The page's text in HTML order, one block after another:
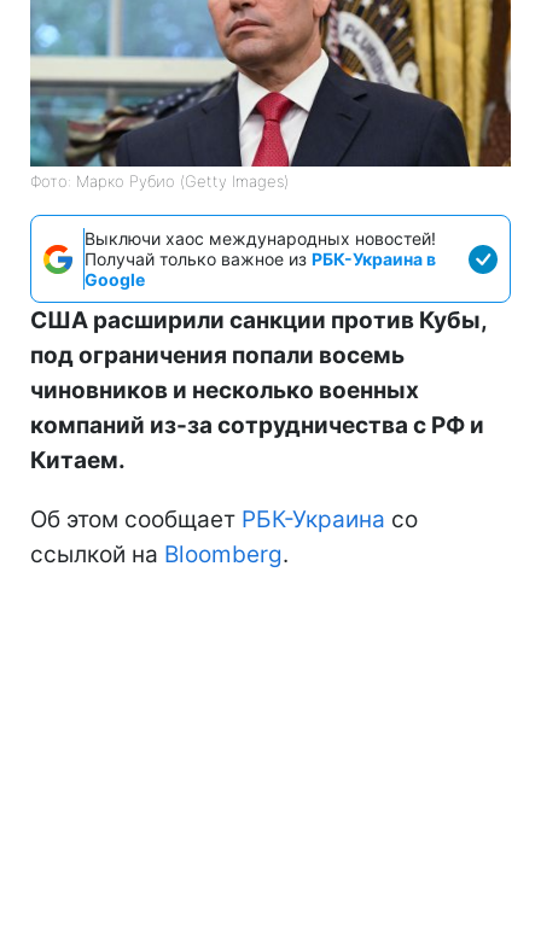
Фото: Марко Рубио (Getty Images)
Выключи хаос международных новостей!
Получай только важное из РБК-Украина в
Google
США расширили санкции против Кубы,
под ограничения попали восемь
чиновников и несколько военных
компаний из-за сотрудничества с РФ и
Китаем.
Об этом сообщает РБК-Украина со
ссылкой на Bloomberg.